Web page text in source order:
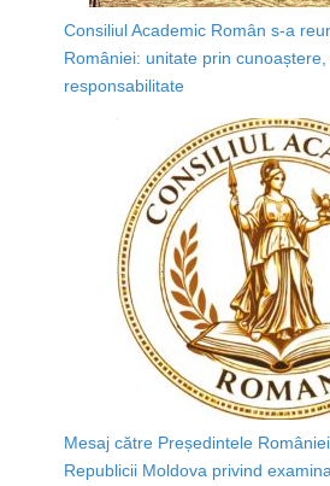
Consiliul Academic Român s-a
României: unitate prin
responsabilitate
Mesaj către Președintele
Republicii Moldova privind